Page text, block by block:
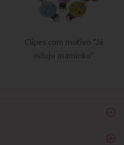
Clipes com motivo “Já
miluju maminku”